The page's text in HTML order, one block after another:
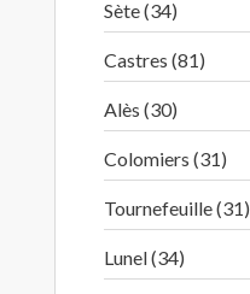
Sète (34)
Castres (81)
Alès (30)
Colomiers (31)
Tournefeuille (31)
Lunel (34)